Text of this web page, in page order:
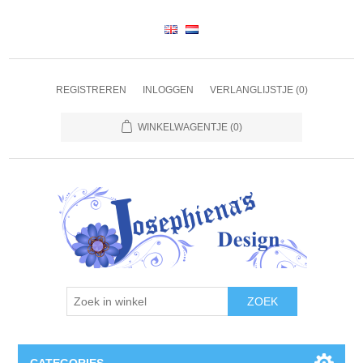
REGISTREREN INLOGGEN VERLANGLIJSTJE (0)
WINKELWAGENTJE (0)
ZOEK